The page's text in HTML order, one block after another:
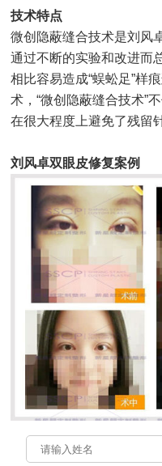
技术特点
微创隐蔽缝合技术是刘风
通过不断的实验和改进而
相比容易造成“蜈蚣足”样
术，“微创隐蔽缝合技术”
在很大程度上避免了残留
刘风卓双眼皮修复案例